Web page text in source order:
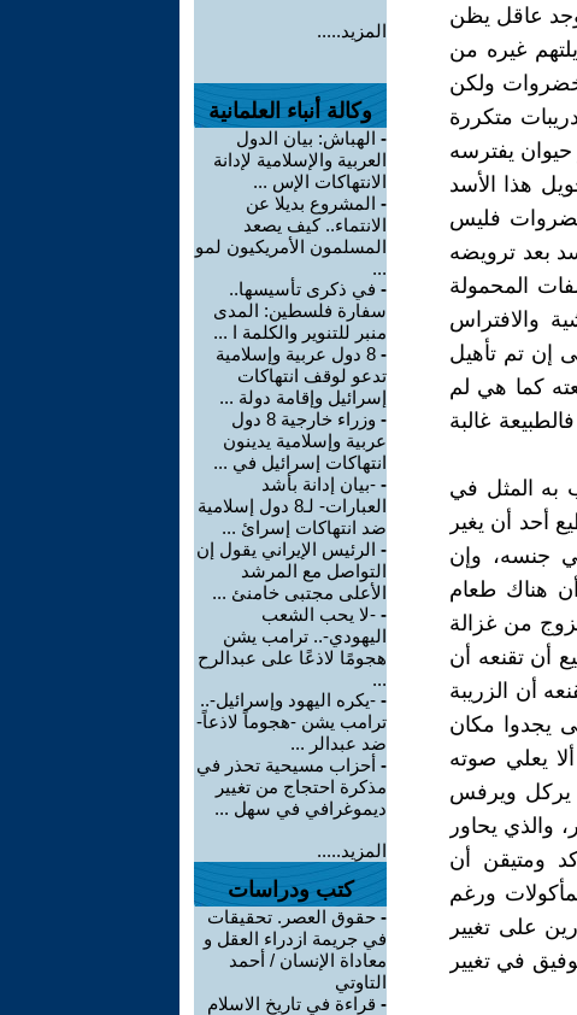
عاقل يظن
غيره من
خضروات ولكن
متكررة
يفترسه
هذا الأسد
فليس
بعد ترويضه
المحمولة
والافتراس
إن تم تأهيل
كما هي لم
غالبة
به المثل في
أحد أن يغير
جنسه، وإن
هناك طعام
من غزالة
أن تقنعه أن
أن الزريبة
يجدوا مكان
يعلي صوته
يركل ويرفس
والذي يحاور
ومتيقن أن
ورغم
على تغيير
في تغيير
المزيد.....
وكالة أنباء العلمانية
- الهباش: بيان الدول
العربية والإسلامية لإدانة
الانتهاكات الإس ...
- المشروع بديلا عن
الانتماء.. كيف يصعد
المسلمون الأمريكيون لمو
...
- في ذكرى تأسيسها..
سفارة فلسطين: المدى
منبر للتنوير والكلمة ا ...
-
8 دول عربية وإسلامية
تدعو لوقف انتهاكات
إسرائيل وإقامة دولة ...
-
وزراء خارجية 8 دول
عربية وإسلامية يدينون
انتهاكات إسرائيل في ...
- -بيان إدانة بأشد
العبارات- لـ8 دول إسلامية
ضد انتهاكات إسرائ ...
- الرئيس الإيراني يقول إن
التواصل مع المرشد
الأعلى مجتبى خامنئ ...
- -لا يحب الشعب
اليهودي-.. ترامب يشن
هجومًا لاذعًا على عبدالرح
...
- -يكره اليهود وإسرائيل-..
ترامب يشن -هجوماً لاذعاً-
ضد عبدالر ...
- أحزاب مسيحية تحذر في
مذكرة احتجاج من تغيير
ديموغرافي في سهل ...
المزيد.....
كتب ودراسات
- حقوق العصر. تحقيقات
في جريمة ازدراء العقل و
معاداة الإنسان / أحمد
التاوتي
- قراءة في تاريخ الاسلام